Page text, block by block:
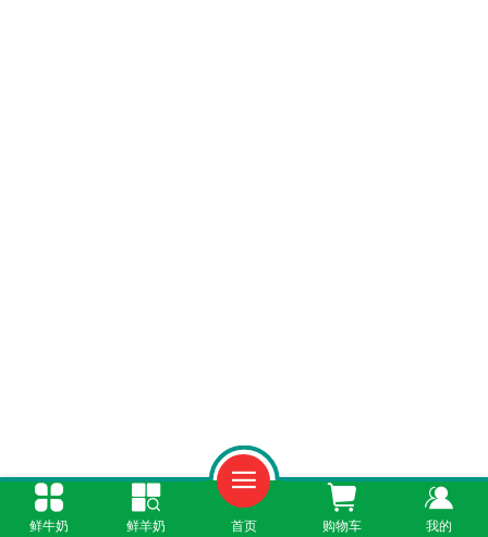
一、配料表“干净”是基础：只有生牛乳，拒绝
鲜牛奶 鲜羊奶 首页 购物车 我的